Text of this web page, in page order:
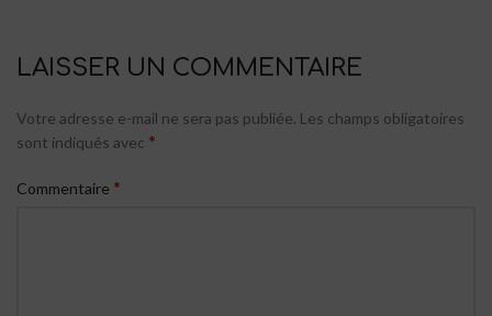
LAISSER UN COMMENTAIRE
Votre adresse e-mail ne sera pas publiée. Les champs obligatoires
sont indiqués avec *
Commentaire *